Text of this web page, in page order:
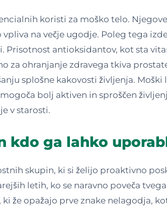
koristi za moško telo.
na večje ugodje. Poleg tega
Prisotnost antioksidantov, kot sta
za ohranjanje zdravega tkiva
splošne kakovosti življenja.
bolj aktiven in sproščen
v starosti.
kdo ga lahko
skupin, ki si želijo proaktivno
letih, ko se naravno poveča
že opažajo prve znake nelagodja,